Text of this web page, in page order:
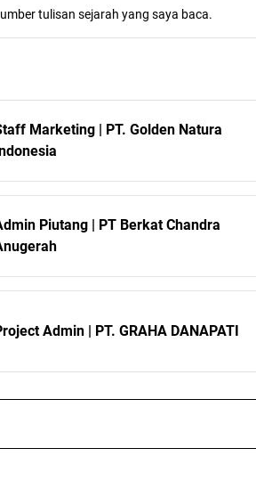
tulisan sejarah yang saya baca.
Marketing | PT. Golden Natura
Piutang | PT Berkat Chandra
Admin | PT. GRAHA DANAPATI